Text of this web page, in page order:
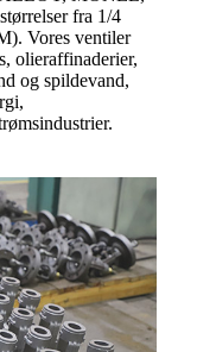
fra 1/4
Vores ventiler
olieraffinaderier,
og spildevand,